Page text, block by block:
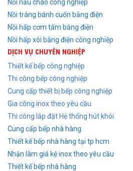
Nồi nấu cháo công nghiệp
Nồi tráng bánh cuốn bằng điện
Nồi hấp cơm tấm bằng điện
Nồi hấp xôi bằng điện công nghiệp
DỊCH VỤ CHUYÊN NGHIỆP
Thiết kế bếp công nghiệp
Thi công bếp công nghiệp
Cung cấp thiết bị bếp công nghiệp
Gia công inox theo yêu cầu
Thi công lắp đặt Hệ thống hút khói
Cung cấp bếp nhà hàng
Thiết kế bếp nhà hàng tại tp hcm
Nhận làm giá kệ inox theo yêu cầu
Thiết kế bếp nhà hàng